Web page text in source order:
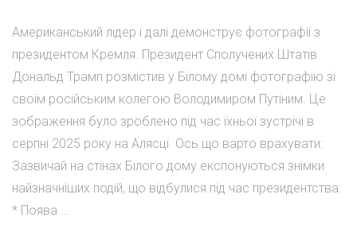
Американський лідер і далі демонструє фотографії з
президентом Кремля. Президент Сполучених Штатів
Дональд Трамп розмістив у Білому домі фотографію зі
своїм російським колегою Володимиром Путіним. Це
зображення було зроблено під час їхньої зустрічі в
серпні 2025 року на Алясці. Ось що варто врахувати:
Зазвичай на стінах Білого дому експонуються знімки
найзначніших подій, що відбулися під час президентства.
* Поява ...